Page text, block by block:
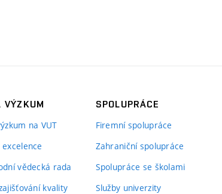
VÝZKUM
na VUT
vědecká rada
kvality
SPOLUPRÁCE
Firemní spolupráce
Zahraniční spolupráce
Spolupráce se školami
Služby univerzity